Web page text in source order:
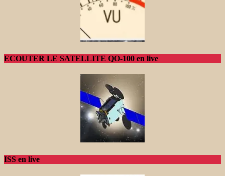
ECOUTER LE SATELLITE QO-100 en live
ISS en live